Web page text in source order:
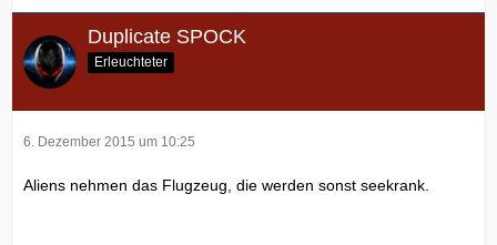
Duplicate SPOCK
Erleuchteter
6. Dezember 2015 um 10:25
Aliens nehmen das Flugzeug, die werden sonst seekrank.